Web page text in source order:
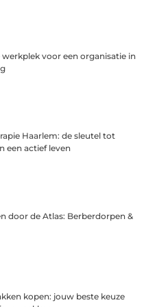
werkplek voor een organisatie in
Haarlem: de sleutel tot
een actief leven
door de Atlas: Berberdorpen &
kopen: jouw beste keuze